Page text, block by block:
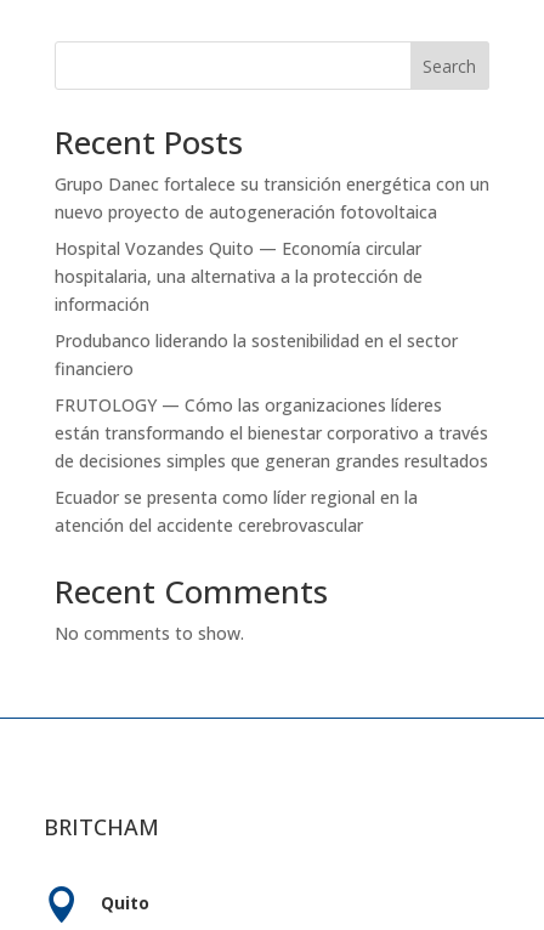
Search
Recent Posts
Grupo Danec fortalece su transición energética con un
nuevo proyecto de autogeneración fotovoltaica
Hospital Vozandes Quito — Economía circular
hospitalaria, una alternativa a la protección de
información
Produbanco liderando la sostenibilidad en el sector
financiero
FRUTOLOGY — Cómo las organizaciones líderes
están transformando el bienestar corporativo a través
de decisiones simples que generan grandes resultados
Ecuador se presenta como líder regional en la
atención del accidente cerebrovascular
Recent Comments
No comments to show.
BRITCHAM
 Quito